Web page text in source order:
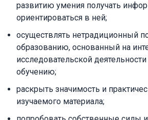
развитию умения получать
ориентироваться в ней;
осуществлять нетрадиционный
образованию, основанный на
исследовательской
обучению;
раскрыть значимость и
изучаемого материала;